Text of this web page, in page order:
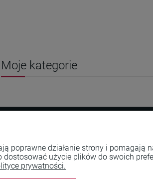
Moje kategorie
Formy płatności
poprawne działanie strony i
użycie plików do swoich
prywatności.